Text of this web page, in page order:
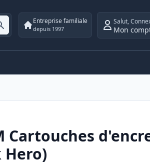
Entreprise familiale
depuis 1997
Salut,
Mon
Cartouches